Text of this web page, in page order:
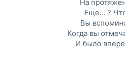
На
Еще... ?
Вы
Когда вы
И было